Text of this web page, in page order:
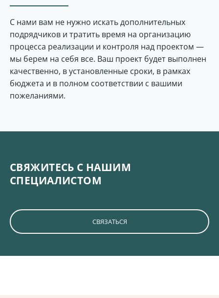
С нами вам не нужно искать дополнительных
подрядчиков и тратить время на организацию
процесса реализации и контроля над проектом —
мы берем на себя все. Ваш проект будет выполнен
качественно, в установленные сроки, в рамках
бюджета и в полном соответствии с вашими
пожеланиями.
СВЯЖИТЕСЬ С НАШИМ
СПЕЦИАЛИСТОМ
СВЯЗАТЬСЯ